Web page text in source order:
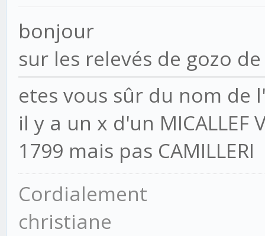
bonjour
sur les relevés de gozo
etes vous sûr du nom de
il y a un x d'un MICALLEF
1799 mais pas CAMILLERI
Cordialement
christiane